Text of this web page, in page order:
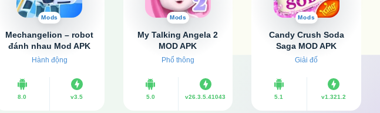
Mods
Mechangelion – robot
đánh nhau Mod APK
v3.5 (Mua miễn phí)
Hành động
8.0 v3.5
Mods
My Talking Angela 2
MOD APK
v26.3.5.41043 (Vô hạn
Phổ thông
5.0 v26.3.5.41043
Mods
Candy Crush Soda
Saga MOD APK
v1.321.2 (Vô hạn
Giải đố
5.1 v1.321.2